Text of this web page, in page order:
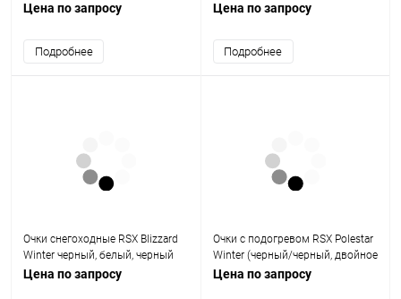
двойная желтая линза
Цена по запросу
Подробнее
Цена по запросу
Подробнее
Очки снегоходные RSX Blizzard
Winter черный, белый, черный
двойное прозрачное стекло,
Цена по запросу
Очки с подогревом RSX Polestar
Winter (черный/черный, двойное
прозрачное стекло, без
Цена по запросу